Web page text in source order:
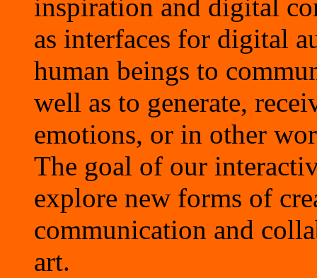
inspiration and digital
as interfaces for digital
human beings to
well as to generate,
emotions, or in other
The goal of our
explore new forms of
communication and
art.